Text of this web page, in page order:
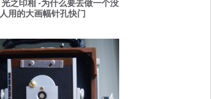
光之印相 -为什么要去做一个没
人用的大画幅针孔快门